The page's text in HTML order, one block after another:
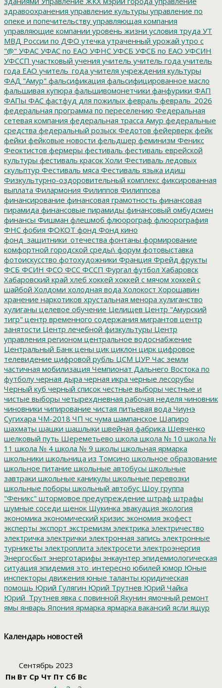
здравоохранения управление культуры управление по
опеке и попечительству управляющая компания
управляющие компании уровень жизни условия труда УТ
МВД России по ДФО утечка утраченный урожай утро с
"@" УФАС УФАС по ЕАО УФНС УФСБ УФСБ по ЕАО УФСИН
УФССП участковый учения учитель учитель года учитель
года ЕАО учитель_года учителя учреждения культуры
ФАД "Амур" фальсификация фальсифицированное масло
фальшивая купюра фальшивомонетчики фанфурики ФАП
ФАПы ФАС фастфуд для пожилых февраль февраль_2026
федеральная программа по переселению Федеральная
сетевая компания федеральная трасса Амур федеральные
средства федеральный розыск Федотов фейерверк фейк
фейки фейковые новости фельдшер феминизм Феникс
Феоктистов фермеры фестиваль фестиваль еврейской
культуры фестиваль красок Холи Фестиваль ледовых
скульптур Фестиваль мяса Фестиваль языка идиш
Физкультурно-оздоровительный комплекс фиксированная
выплата Филармония Филиппов Филиппова
финансирование финансовая грамотность финансовая
пирамида финансовые пирамиды финансовый омбудсмен
финансы Фишман флешмоб флюорограф флюорография
ФНС фобия ФОКОТ фонд Фонд кино
фонд_защитники_отечества фонтаны формирование
комфортной городской среды\ форум фотовыставка
фотоискусство фотохудожники Франция Фрейд фрукты
ФСБ ФСИН ФСО ФСС ФССП Фургал футбол Хабаровск
Хабаровский край хлеб хоккей хоккей с мячом хоккей с
шайбой Холдоми холодная вода Холокост Хорошавин
хранение наркотиков хрустальная менора хулиганство
хулиганы целевое обучение Целищев Центр "Амурский
тигр" центр временного содержания мигрантов центр
занятости Центр лечебной физкультуры Центр
управления регионом центральное водоснабжение
Центральный Банк цены цик циклон цирк цифровое
телевидение цифровой рубль ЦСМ ЦУР Час земли
частичная мобилизация Чемпионат Дальнего Востока по
футболу черная дыра черная икра черные лесорубы
Черный куб черный список честные выборы честные и
чистые выборы четырехдневная рабочая неделя чиновник
чиновники чипирование чистая питьевая вода Чиунэ
Сугихара ЧМ-2018 ЧП чс чума шампанское Шапиро
шахматы шашки шашлыки швейная фабрика Шевченко
шелковый путь Шереметьево школа школа № 10 школа №
11 школа № 4 школа № 9 школы школьная ярмарка
школьники школьница из Томсино школьное образование
школьное питание школьные автобусы школьные
завтраки школьные каникулы школьные перевозки
школьные поборы школьный автобус Шоу группа
"Феникс" штормовое предупреждение штраф штрафы
шумные соседи щенок Щукинка эвакуация экология
экономика экономический кризис экономия экофест
эксперты экспорт экстремизм электрика электричество
электричка электрички электронная запись электронные
турникеты электроплита электросети электроэнергия
Энергосбыт энерготарифы энкаунтер эпидемиологическая
ситуация эпидемия это_интересно юбилей юмор Юные
инспекторы движения юные таланты юридическая
помощь Юрий Гулягин Юрий Трутнев Юрий Чайка
Юрий_Трутнев явка с повинной Якунин ямочный ремонт
ямы январь Япония ярмарка ярмарка вакансий ясли ящур
Календарь новостей
Сентябрь 2023
Пн Вт Ср Чт Пт Сб Вс